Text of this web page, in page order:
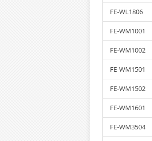
FE-WL1806
FE-WM1001
FE-WM1002
FE-WM1501
FE-WM1502
FE-WM1601
FE-WM3504